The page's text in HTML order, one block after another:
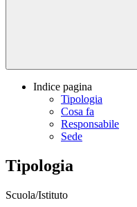
Indice pagina
Tipologia
Cosa fa
Responsabile
Sede
Tipologia
Scuola/Istituto